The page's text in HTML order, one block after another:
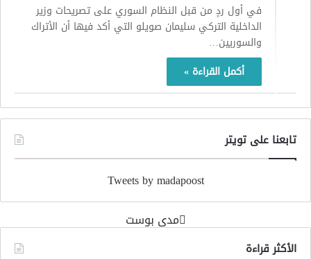
في أول ردٍ من قبل النظام السوري على تصريحات وزير
الداخلية التركي سليمان صويلو التي أكد فيها أن الأتراك
والسوريين…
أكمل القراءة »
تابعنا على تويتر
Tweets by madapoost
‏مدى بوست‏
الأكثر قراءة